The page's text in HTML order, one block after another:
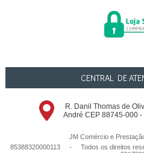
CENTRAL DE
R. Danil Thomas de
André CEP 88745-000 -
JM Comércio e
85388320000113 - Todos os direitos